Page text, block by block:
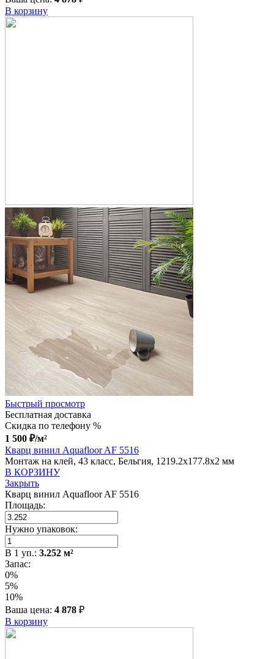
В корзину
Быстрый просмотр
Бесплатная доставка
Скидка по телефону %
1 500 ₽/м²
Кварц винил Aquafloor AF 5516
Монтаж на клей, 43 класс, Бельгия, 1219.2x177.8x2 мм
В КОРЗИНУ
Закрыть
Кварц винил Aquafloor AF 5516
Площадь:
Нужно упаковок:
В 1 уп.: 3.252 м²
Запас:
0%
5%
10%
Ваша цена: 4 878 ₽
В корзину